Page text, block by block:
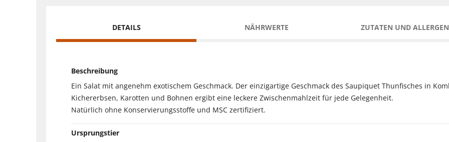
DETAILS NÄHRWERTE ZUTATEN UND
Beschreibung
Ein Salat mit angenehm exotischem Geschmack. Der einzigartige Geschmack des Saupiquet Thunfisches in
Kichererbsen, Karotten und Bohnen ergibt eine leckere Zwischenmahlzeit für jede Gelegenheit.
Natürlich ohne Konservierungsstoffe und MSC zertifiziert.
Ursprungstier